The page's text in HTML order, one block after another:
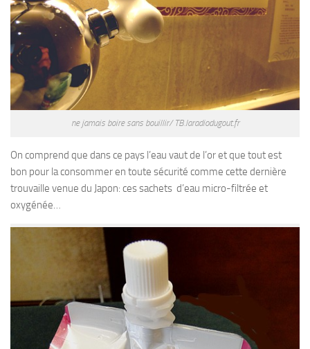
ne jamais boire sans bouillir/ TB.laradiodugout.fr
On comprend que dans ce pays l’eau vaut de l’or et que tout est
bon pour la consommer en toute sécurité comme cette dernière
trouvaille venue du Japon: ces sachets d’eau micro-filtrée et
oxygénée…